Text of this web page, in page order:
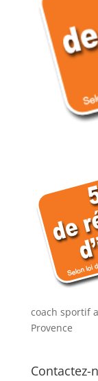
coach sportif
Provence
Contactez-